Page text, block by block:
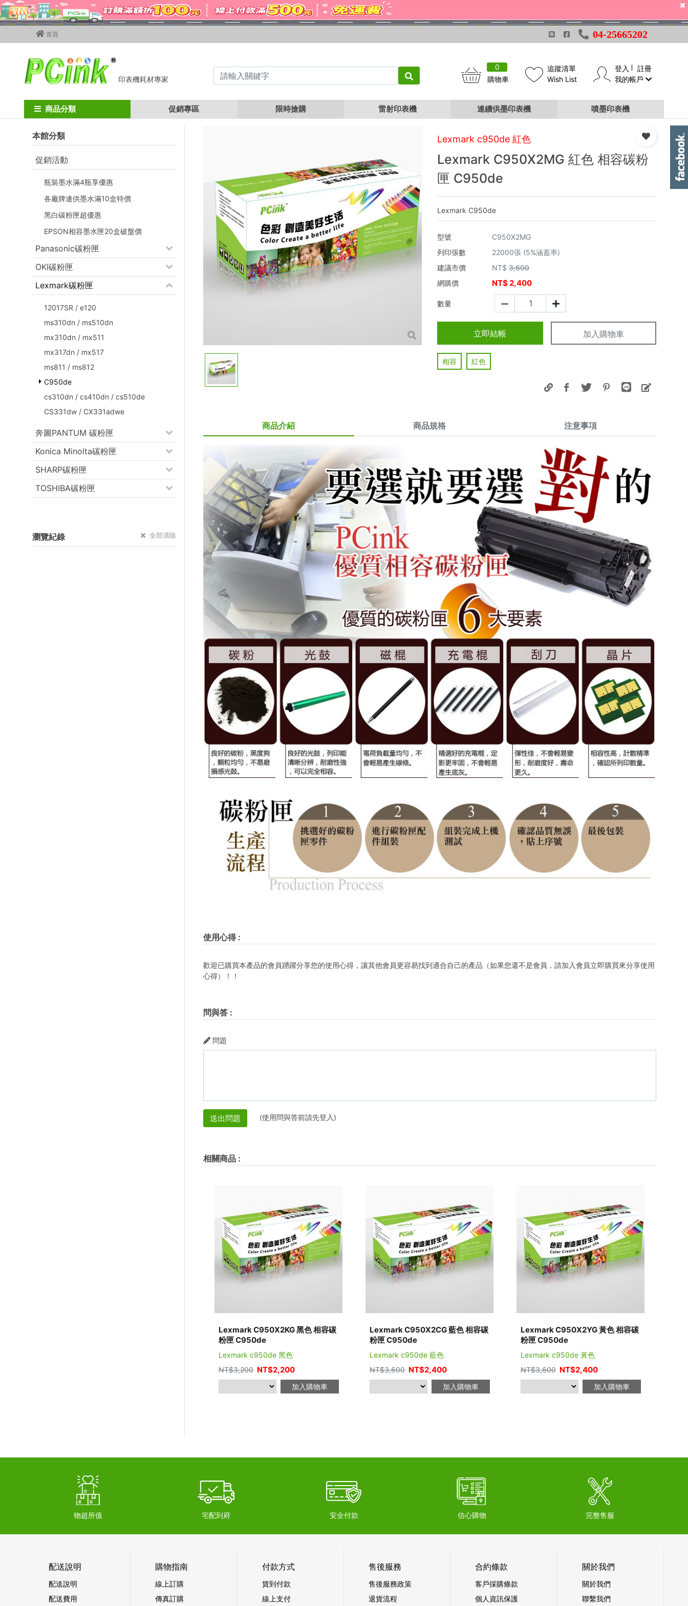
首頁 04-25665202
印表機耗材專家
0
購物車
追蹤清單
Wish List
登入
註冊
我的帳戶
商品分類 促銷專區 限時搶購 雷射印表機 連續供墨印表機 噴墨印表機
Home 其他廠牌碳粉匣 C950de Lexmark C950X2MG 紅色 相容碳粉匣 C950de
本館分類
促銷活動
瓶裝墨水滿4瓶享優惠
各廠牌連供墨水滿10盒特價
黑白碳粉匣超優惠
EPSON相容墨水匣20盒破盤價
Panasonic碳粉匣
OKI碳粉匣
Lexmark碳粉匣
12017SR / e120
ms310dn / ms510dn
mx310dn / mx511
mx317dn / mx517
ms811 / ms812
C950de
cs310dn / cs410dn / cs510de
CS331dw / CX331adwe
奔圖PANTUM 碳粉匣
Konica Minolta碳粉匣
SHARP碳粉匣
TOSHIBA碳粉匣
瀏覽紀錄 全部清除
Lexmark c950de 紅色
Lexmark C950X2MG 紅色 相容碳粉
匣 C950de
Lexmark C950de
型號
C950X2MG
列印張數
22000張 (5%涵蓋率)
建議市價
NT$ 3,600
網購價
NT$2,400
數量
立即結帳 加入購物車
相容 紅色
商品介紹 商品規格 注意事項
使用心得:
歡迎已購買本產品的會員踴躍分享您的使用心得，讓其他會員更容易找到適合自己的產品（如果您還不是會員，請加入會員立即購買來分享使用
心得）！！
問與答:
問題
送出問題 (使用問與答前請先登入)
相關商品:
Lexmark C950X2KG 黑色 相容碳
粉匣 C950de
Lexmark c950de 黑色
NT$3,200 NT$2,200
加入購物車
Lexmark C950X2CG 藍色 相容碳
粉匣 C950de
Lexmark c950de 藍色
NT$3,600 NT$2,400
加入購物車
Lexmark C950X2YG 黃色 相容碳
粉匣 C950de
Lexmark c950de 黃色
NT$3,600 NT$2,400
加入購物車
物超所值 宅配到府 安全付款 信心購物 完整售服
配送說明
配送說明
配送費用
購物指南
線上訂購
傳真訂購
付款方式
貨到付款
線上支付
售後服務
售後服務政策
退貨流程
合約條款
客戶採購條款
個人資訊保護
關於我們
關於我們
聯繫我們